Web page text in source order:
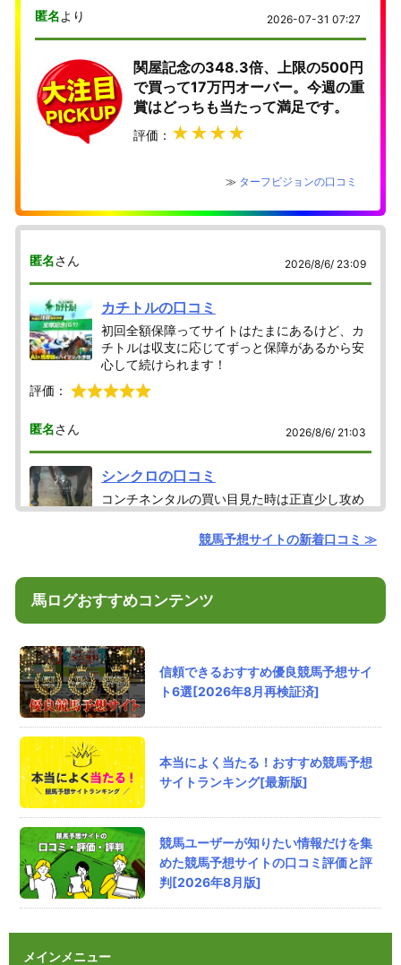
匿名より 2026-07-31 07:27
関屋記念の348.3倍、上限の500円
で買って17万円オーバー。今週の重
賞はどっちも当たって満足です。
評価： ★★★★
≫ ターフビジョンの口コミ
匿名さん 2026/8/6/ 23:09
カチトルの口コミ
初回全額保障ってサイトはたまにあるけど、カ
チトルは収支に応じてずっと保障があるから安
心して続けられます！
評価：
匿名さん 2026/8/6/ 21:03
シンクロの口コミ
コンチネンタルの買い目見た時は正直少し攻め
てるなと思ったけど、結果見たら納得だった。
必要なところだけ押さえてる感じがするしなに
より3連単933.2倍は嬉しいね！9点勝負で取れてるところが
評価：
ワットの競馬チャンネルの口コミ
ワロタ
↓
悪質な予想家3人衆
ノブナガ
ワット
ブランキー
評価：
匿名さん 2026/8/6/ 18:48
騏驎の口コミ
このタイミングに麒麟無いの痛すぎたわ！
イマイチ他のサイトでは結果でないしはよ全開
競馬予想サイトの新着口コミ ≫
馬ログおすすめコンテンツ
信頼できるおすすめ優良競馬予想サイ
ト6選[2026年8月再検証済]
本当によく当たる！おすすめ競馬予想
サイトランキング[最新版]
競馬ユーザーが知りたい情報だけを集
めた競馬予想サイトの口コミ評価と評
判[2026年8月版]
メインメニュー